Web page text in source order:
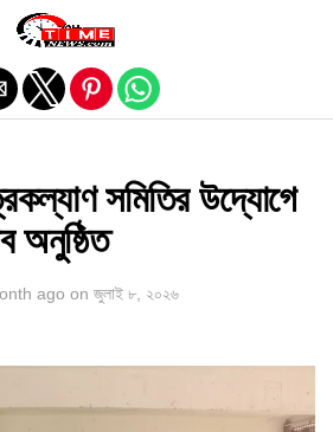
সমিতির উদ্যোগে
অনুষ্ঠিত
ago on জুলাই ৮, ২০২৬
mobile version